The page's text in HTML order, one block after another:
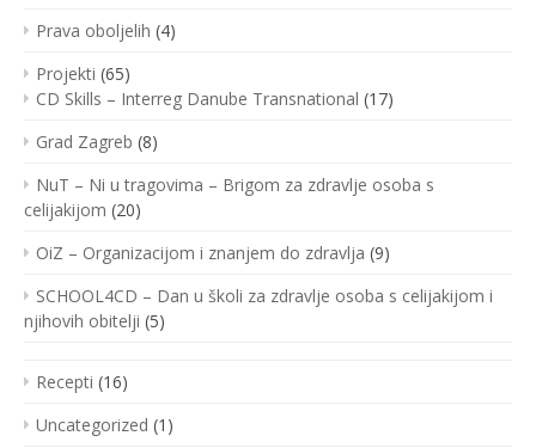
Prava oboljelih (4)
Projekti (65)
CD Skills – Interreg Danube Transnational (17)
Grad Zagreb (8)
NuT – Ni u tragovima – Brigom za zdravlje osoba s
celijakijom (20)
OiZ – Organizacijom i znanjem do zdravlja (9)
SCHOOL4CD – Dan u školi za zdravlje osoba s celijakijom i
njihovih obitelji (5)
Recepti (16)
Uncategorized (1)